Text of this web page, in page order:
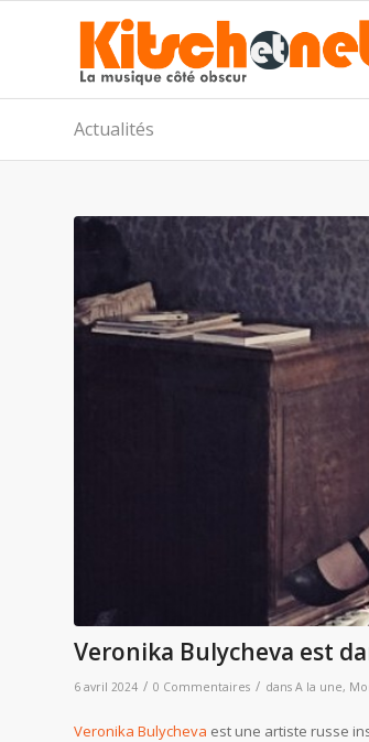
Actualités
Veronika Bulycheva est
6 avril 2024 / 0 Commentaires / dans A la une,
Veronika Bulycheva est une artiste russe